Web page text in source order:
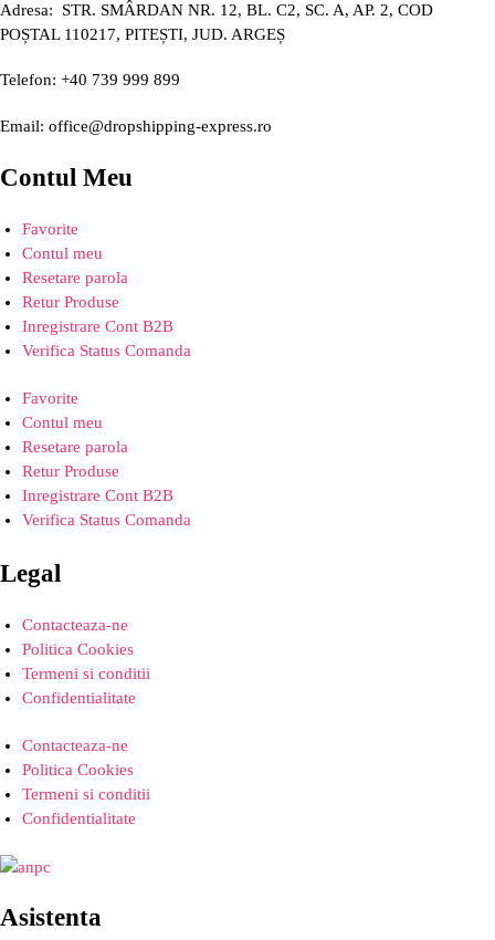
Adresa: STR. SMÂRDAN NR. 12, BL. C2, SC. A, AP. 2, COD
POȘTAL 110217, PITEȘTI, JUD. ARGEȘ
Telefon: +40 739 999 899
Email: office@dropshipping-express.ro
Contul Meu
Favorite
Contul meu
Resetare parola
Retur Produse
Inregistrare Cont B2B
Verifica Status Comanda
Favorite
Contul meu
Resetare parola
Retur Produse
Inregistrare Cont B2B
Verifica Status Comanda
Legal
Contacteaza-ne
Politica Cookies
Termeni si conditii
Confidentialitate
Contacteaza-ne
Politica Cookies
Termeni si conditii
Confidentialitate
Asistenta